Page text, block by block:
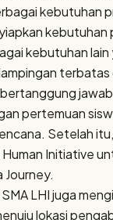
kebutuhan
kebutuhan
terbatas
pertemuan
Setelah
Initiative
Journey.
LHI juga
lokasi